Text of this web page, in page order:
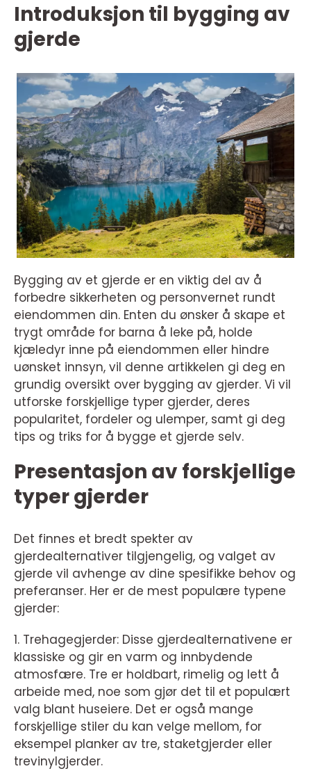
Introduksjon til bygging av
gjerde
Bygging av et gjerde er en viktig del av å
forbedre sikkerheten og personvernet rundt
eiendommen din. Enten du ønsker å skape et
trygt område for barna å leke på, holde
kjæledyr inne på eiendommen eller hindre
uønsket innsyn, vil denne artikkelen gi deg en
grundig oversikt over bygging av gjerder. Vi vil
utforske forskjellige typer gjerder, deres
popularitet, fordeler og ulemper, samt gi deg
tips og triks for å bygge et gjerde selv.
Presentasjon av forskjellige
typer gjerder
Det finnes et bredt spekter av
gjerdealternativer tilgjengelig, og valget av
gjerde vil avhenge av dine spesifikke behov og
preferanser. Her er de mest populære typene
gjerder:
1. Trehagegjerder: Disse gjerdealternativene er
klassiske og gir en varm og innbydende
atmosfære. Tre er holdbart, rimelig og lett å
arbeide med, noe som gjør det til et populært
valg blant huseiere. Det er også mange
forskjellige stiler du kan velge mellom, for
eksempel planker av tre, staketgjerder eller
trevinylgjerder.